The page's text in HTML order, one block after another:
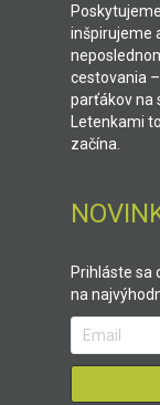
inšpirujeme
cestovania
parťákov na
Letenkami
začína.
Prihláste sa
na